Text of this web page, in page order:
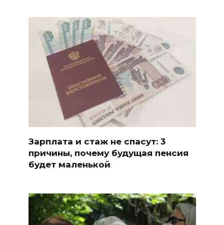
Зарплата и стаж не спасут: 3
причины, почему будущая пенсия
будет маленькой